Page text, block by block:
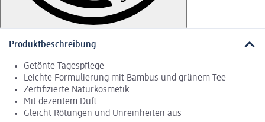
Produktbeschreibung
Getönte Tagespflege
Leichte Formulierung mit Bambus und grünem Tee
Zertifizierte Naturkosmetik
Mit dezentem Duft
Gleicht Rötungen und Unreinheiten aus